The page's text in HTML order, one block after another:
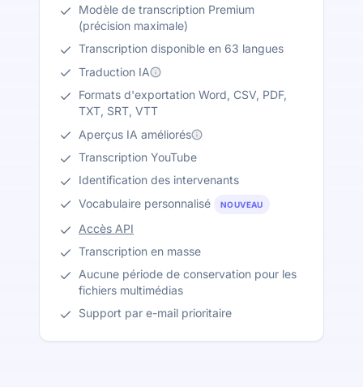
Modèle de transcription Premium
(précision maximale)
Transcription disponible en 63 langues
Traduction IA
Formats d'exportation Word, CSV, PDF,
TXT, SRT, VTT
Aperçus IA améliorés
Transcription YouTube
Identification des intervenants
Vocabulaire personnalisé
NOUVEAU
Accès API
Transcription en masse
Aucune période de conservation pour les
fichiers multimédias
Support par e-mail prioritaire